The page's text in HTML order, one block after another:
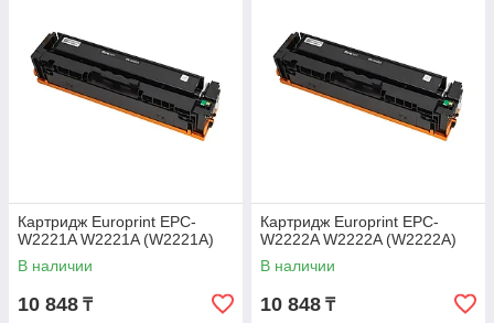
Картридж Europrint EPC-
W2221A W2221A (W2221A)
В наличии
10 848 ₸
Картридж Europrint EPC-
W2222A W2222A (W2222A)
В наличии
10 848 ₸